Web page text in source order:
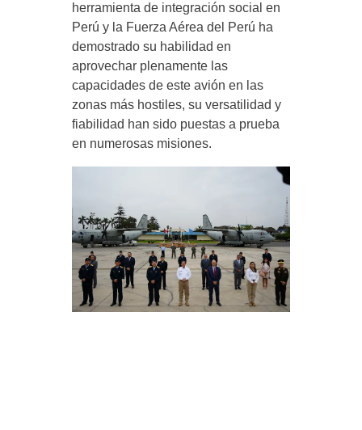
herramienta de integración social en
Perú y la Fuerza Aérea del Perú ha
demostrado su habilidad en
aprovechar plenamente las
capacidades de este avión en las
zonas más hostiles, su versatilidad y
fiabilidad han sido puestas a prueba
en numerosas misiones.